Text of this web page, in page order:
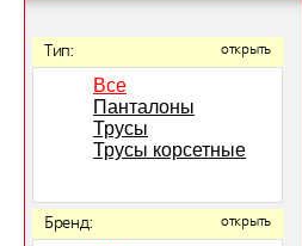
Тип: открыть
Все
Панталоны
Трусы
Трусы корсетные
Бренд: открыть